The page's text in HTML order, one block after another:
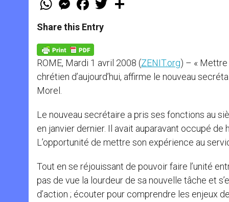
t
s
p
p
e
s
e
g
e
r
a
e
b
k
w
Share this Entry
ROME, Mardi 1 avril 2008 (ZENIT.org) – « Mettre
chrétien d’aujourd’hui, affirme le nouveau
Morel.
Le nouveau secrétaire a pris ses fonctions au
en janvier dernier. Il avait auparavant occupé
L’opportunité de mettre son expérience au
Tout en se réjouissant de pouvoir faire l’unité
pas de vue la lourdeur de sa nouvelle tâche et
d’action ; écouter pour comprendre les enjeux